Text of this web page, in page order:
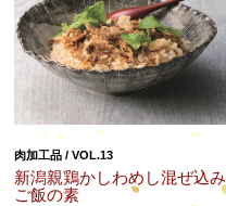
肉加工品 / VOL.13
新潟親鶏かしわめし混ぜ込み
ご飯の素